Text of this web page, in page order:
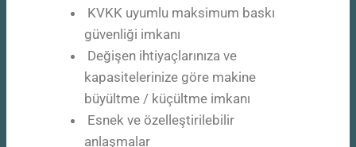
KVKK uyumlu maksimum baskı
güvenliği imkanı
Değişen ihtiyaçlarınıza ve
kapasitelerinize göre makine
büyültme / küçültme imkanı
Esnek ve özelleştirilebilir
anlaşmalar